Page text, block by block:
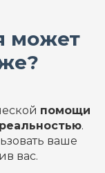
может
помощи
реальностью.
ваше
вас.